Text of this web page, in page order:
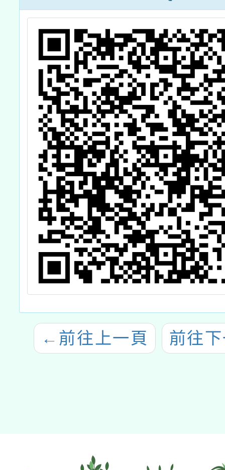
感通識課程與美
感體驗課程推廣
計畫-城市天際線
課程」
市街
← 前往上一頁 前往